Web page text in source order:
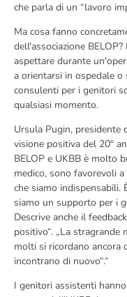
che parla di un “lavoro
Ma cosa fanno
dell'associazione
aspettare durante
a orientarsi in ospedale
consulenti per i genitori
qualsiasi momento.
Ursula Pugin, presidente
visione positiva del 20°
BELOP e UKBB è molto
medico, sono favorevoli
che siamo indispensabili.
siamo un supporto per i
Descrive anche il
positivo“. „La
molti si ricordano ancora
incontrano di nuovo“.“
I genitori assistenti